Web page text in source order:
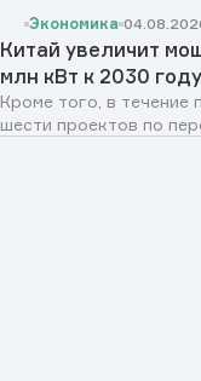
Экономика
Китай увеличит
млн кВт к 2030 году
Кроме того, в течение
шести проектов по